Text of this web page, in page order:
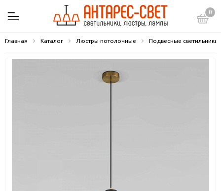
0
Главная Каталог Люстры потолочные Подвесные светильники